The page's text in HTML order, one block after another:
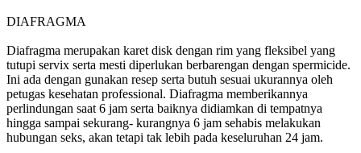
DIAFRAGMA
Diafragma merupakan karet disk dengan rim yang fleksibel yang
tutupi servix serta mesti diperlukan berbarengan dengan spermicide.
Ini ada dengan gunakan resep serta butuh sesuai ukurannya oleh
petugas kesehatan professional. Diafragma memberikannya
perlindungan saat 6 jam serta baiknya didiamkan di tempatnya
hingga sampai sekurang- kurangnya 6 jam sehabis melakukan
hubungan seks, akan tetapi tak lebih pada keseluruhan 24 jam.